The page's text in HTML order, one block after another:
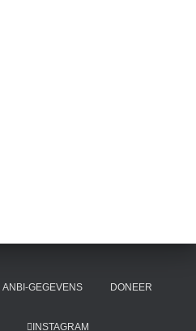
ANBI-GEGEVENS DONEER
INSTAGRAM